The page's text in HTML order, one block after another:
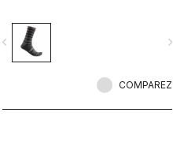
navigate_next
COMPAREZ